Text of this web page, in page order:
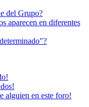
del Grupo?
aparecen en diferentes
alguien en este foro!